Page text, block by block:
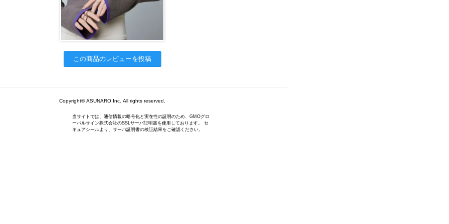
この商品のレビューを投稿
Copyright© ASUNARO,Inc. All rights reserved.
当サイトでは、通信情報の暗号化と実在性の証明のため、GMOグロ
ーバルサイン株式会社のSSLサーバ証明書を使用しております。 セ
キュアシールより、サーバ証明書の検証結果をご確認ください。